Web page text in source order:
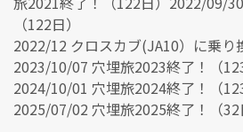
（122日）
2022/12 クロスカブ(JA10）に乗り
2023/10/07 穴埋旅2023終了！（123
2024/10/01 穴埋旅2024終了！（123
2025/07/02 穴埋旅2025終了！（32